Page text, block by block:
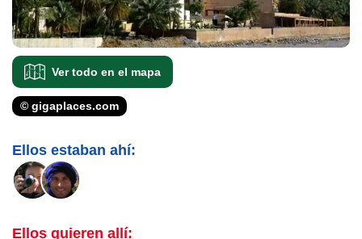
Ver todo en el mapa
© gigaplaces.com
Ellos estaban ahí:
Ellos quieren allí: